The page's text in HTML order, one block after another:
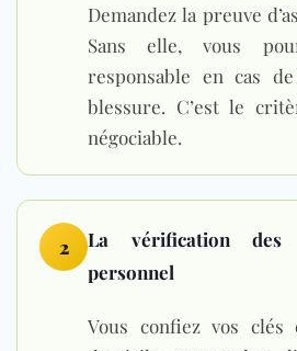
Demandez la preuve
Sans elle, vous
responsable en cas
blessure. C’est le
négociable.
2
La vérification des
personnel
Vous confiez vos clés